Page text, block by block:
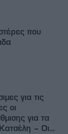
που
για τις
οι
για τα
– Οι